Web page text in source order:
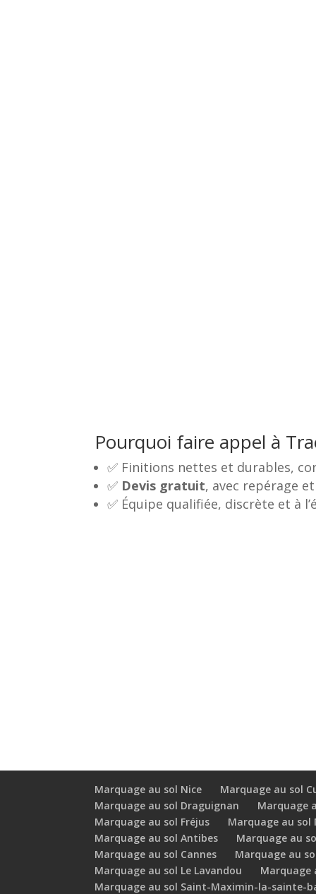
Pourquoi faire appel à
✅ Finitions nettes et durables,
✅ Devis gratuit, avec repérage
✅ Équipe qualifiée, discrète et à
Marquage au sol Nice Marquage au sol
Marquage au sol Draguignan
Marquage
Marquage au sol Fréjus
Marquage au
Marquage au sol Antibes
Marquage au
Marquage au sol Cannes
Marquage au
Marquage au sol Le Lavandou
Marquage
Marquage au sol Saint-Maximin-la-sainte-